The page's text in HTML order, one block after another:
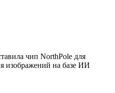
чип NorthPole для
изображений на базе ИИ